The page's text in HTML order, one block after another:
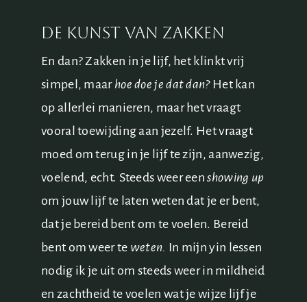
De kunst van zakken
En dan? Zakken in je lijf, het klinkt vrij
simpel, maar hoe doe je dat dan?Het kan
op allerlei manieren, maar het vraagt
vooral toewijding aan jezelf. Het vraagt
moed om terug in je lijf te zijn, aanwezig,
voelend, echt. Steeds weer eenshowing up
om jouw lijf te laten weten dat je er bent,
dat je bereid bent om te voelen. Bereid
bent om weer te weten. In mijn yin lessen
nodig ik je uit om steeds weer in mildheid
en zachtheid te voelen wat je wijze lijf je